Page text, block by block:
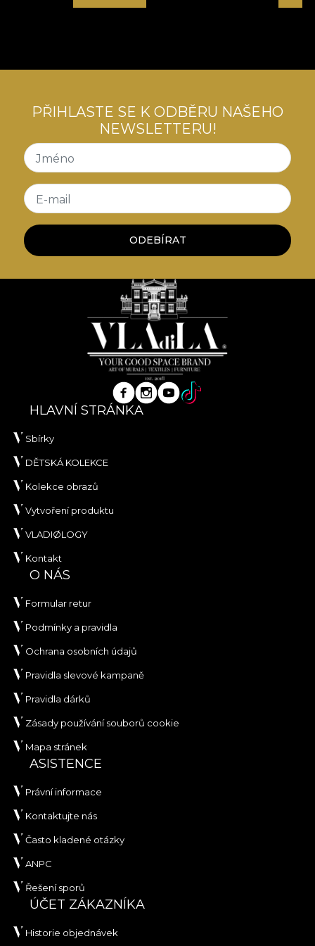
PŘIHLASTE SE K ODBĚRU NAŠEHO
NEWSLETTERU!
Jméno
E-mail
ODEBÍRAT
HLAVNÍ STRÁNKA
Sbírky
DĚTSKÁ KOLEKCE
Kolekce obrazů
Vytvoření produktu
VLADIØLOGY
Kontakt
O NÁS
Formular retur
Podmínky a pravidla
Ochrana osobních údajů
Pravidla slevové kampaně
Pravidla dárků
Zásady používání souborů cookie
Mapa stránek
ASISTENCE
Právní informace
Kontaktujte nás
Často kladené otázky
ANPC
Řešení sporů
ÚČET ZÁKAZNÍKA
Historie objednávek